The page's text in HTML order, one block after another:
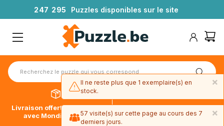
247 295 Puzzles disponibles sur le site
Livraison offerte dès 39€*
avec Mondial Relay
Paiement en 4x sans frais
avec Paypal
×
Il ne reste plus que 1 exemplaire(s) en
stock.
×
57 visite(s) sur cette page au cours des 7
derniers jours.